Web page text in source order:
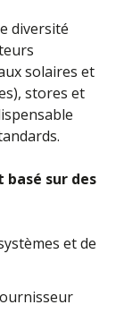
diversité
solaires et
stores et
sur des
et de